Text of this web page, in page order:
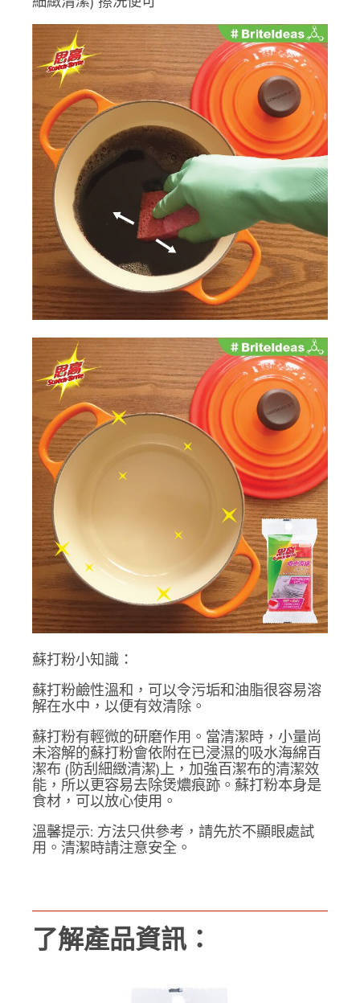
蘇打粉小知識：
蘇打粉鹼性溫和，可以令污垢和油脂很容易溶
解在水中，以便有效清除。
蘇打粉有輕微的研磨作用。當清潔時，小量尚
未溶解的蘇打粉會依附在已浸濕的吸水海綿百
潔布 (防刮細緻清潔)上，加強百潔布的清潔效
能，所以更容易去除煲燶痕跡。蘇打粉本身是
食材，可以放心使用。
溫馨提示: 方法只供參考，請先於不顯眼處試
用。清潔時請注意安全。
了解產品資訊：